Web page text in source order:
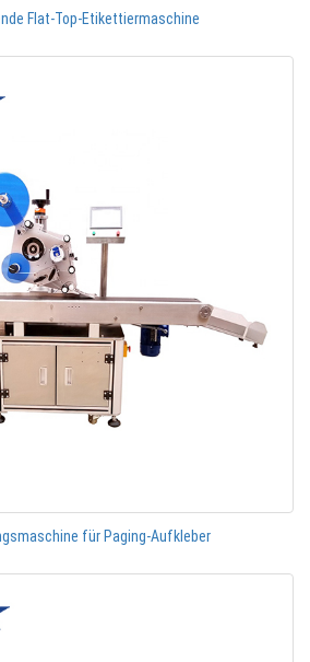
Flat-Top-Etikettiermaschine
für Paging-Aufkleber